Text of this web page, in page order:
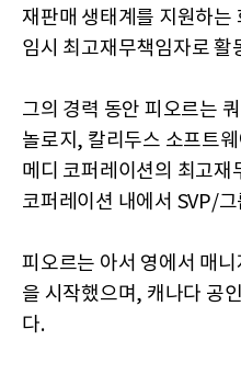
재판매 생태계를 지원하는
임시 최고재무책임자로 활
그의 경력 동안 피오르는
놀로지, 칼리두스 소프트
메디 코퍼레이션의 최고
코퍼레이션 내에서 SVP/
피오르는 아서 영에서 매
을 시작했으며, 캐나다 공
다.